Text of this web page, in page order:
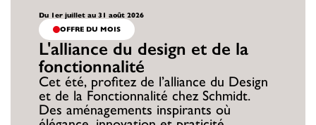
Du 1er juillet au 31 août 2026
OFFRE DU MOIS
L'alliance du design et de la
fonctionnalité
Cet été, profitez de l’alliance du Design
et de la Fonctionnalité chez Schmidt.
Des aménagements inspirants où